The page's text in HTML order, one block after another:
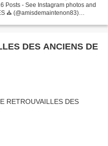
Posts - See Instagram photos and
⛪️ (@amisdemaintenon83)
DES ANCIENS DE